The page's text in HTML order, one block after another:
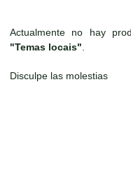
Actualmente no hay
"Temas locais"
Disculpe las molestias